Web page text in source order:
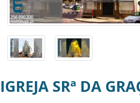
IGREJA SRª DA